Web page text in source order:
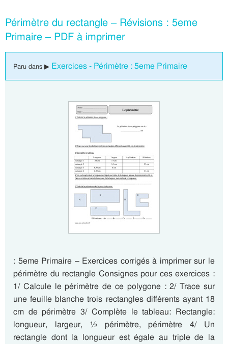
Périmètre du rectangle – Révisions : 5eme
Primaire – PDF à imprimer
Paru dans ▶ Exercices - Périmètre : 5eme Primaire
: 5eme Primaire – Exercices corrigés à imprimer sur le
périmètre du rectangle Consignes pour ces exercices :
1/ Calcule le périmètre de ce polygone : 2/ Trace sur
une feuille blanche trois rectangles différents ayant 18
cm de périmètre 3/ Complète le tableau: Rectangle:
longueur, largeur, ½ périmètre, périmètre 4/ Un
rectangle dont la longueur est égale au triple de la